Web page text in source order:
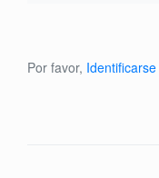
Por favor, Identificarse